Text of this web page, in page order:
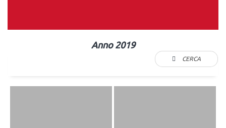
Anno 2019
CERCA